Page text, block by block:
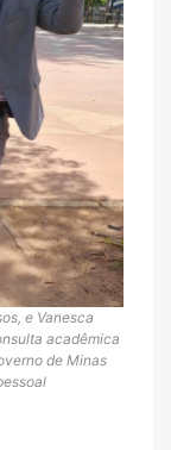
e Vanesca
acadêmica
de Minas